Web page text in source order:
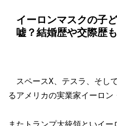
イーロンマスクの子
嘘？結婚歴や交際歴
スペースX、テスラ、そし
るアメリカの実業家イーロン